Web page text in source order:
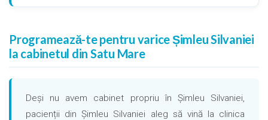
Programează-te pentru varice Șimleu Silvaniei
la cabinetul din Satu Mare
Deși nu avem cabinet propriu în Șimleu Silvaniei,
pacienții din Șimleu Silvaniei aleg să vină la clinica